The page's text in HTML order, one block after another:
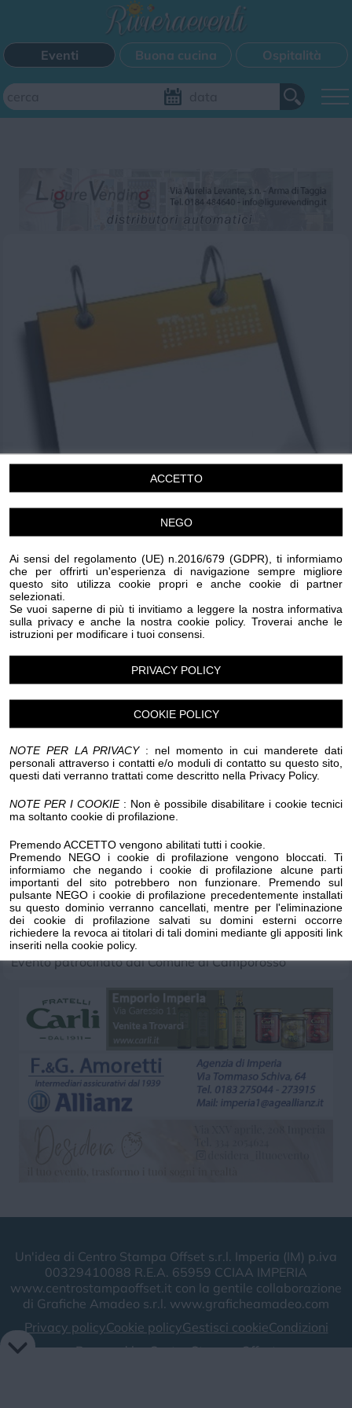
ACCETTO
NEGO
Ai sensi del regolamento (UE) n.2016/679 (GDPR), ti informiamo
che per offrirti un'esperienza di navigazione sempre migliore
questo sito utilizza cookie propri e anche cookie di partner
selezionati.
Se vuoi saperne di più ti invitiamo a leggere la nostra informativa
sulla privacy e anche la nostra cookie policy. Troverai anche le
istruzioni per modificare i tuoi consensi.
PRIVACY POLICY
COOKIE POLICY
NOTE PER LA PRIVACY: nel momento in cui manderete dati
personali attraverso i contatti e/o moduli di contatto su questo sito,
questi dati verranno trattati come descritto nella Privacy Policy.
NOTE PER I COOKIE: Non è possibile disabilitare i cookie tecnici
ma soltanto cookie di profilazione.
Premendo ACCETTO vengono abilitati tutti i cookie.
Premendo NEGO i cookie di profilazione vengono bloccati. Ti
informiamo che negando i cookie di profilazione alcune parti
importanti del sito potrebbero non funzionare. Premendo sul
pulsante NEGO i cookie di profilazione precedentemente installati
su questo dominio verranno cancellati, mentre per l'eliminazione
dei cookie di profilazione salvati su domini esterni occorre
richiedere la revoca ai titolari di tali domini mediante gli appositi link
inseriti nella cookie policy.
Eventi Buona cucina Ospitalità
FILTRI EVENTI
CATEGORIE EVENTI
Bimbi Cinema Corsi
SpettacoloSport
Festa della birra
LA’ C’E’ BIRRA
Sabato 13 Giugno 2026
18.00-01.00
Luogo dell'evento su Google Maps
Condividi:
Da giovedì 11 a sabato 13 giugno 2026 dalle ore 18.00
alle ore 01.00 presso lo spazio esterno del Centro G.
Falcone di Camporosso “LA’ C’E’ BIRRA” Festa della
birra d’autore, a cura dell’ACEB.
Evento patrocinato dal Comune di Camporosso
Un'idea di Centro Stampa Offset s.r.l. Imperia (IM) p.iva
00329410088 R.E.A. 65959 CCIAA IMPERIA
www.centrostampaoffset.it con la gentile collaborazione
di Grafiche Amadeo s.r.l. www.graficheamadeo.com
Privacy policyCookie policyGestisci cookieCondizioni
Powered byCentro Stampa Offset